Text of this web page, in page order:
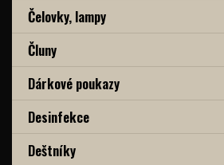
Čelovky, lampy
Čluny
Dárkové poukazy
Desinfekce
Deštníky